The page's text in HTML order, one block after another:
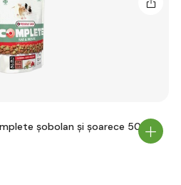
șobolan și șoarece 500g